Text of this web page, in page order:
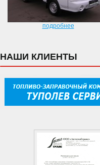
подробнее
НАШИ КЛИЕНТЫ